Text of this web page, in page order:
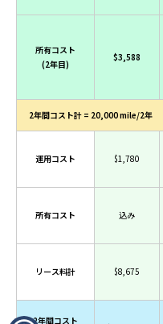
所有コスト
(2年目)
$3,588
2年間コスト計 = 20,000 mile/2年
運用コスト $1,780
所有コスト 込み
リース料計 $8,675
2年間コスト